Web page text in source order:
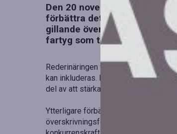
Den 20 november
förbättra det svenska
gillande över de föreslagna
fartyg som trafikerar mellan
Rederinäringen välkomnar även att
kan inkluderas. De föreslagna
del av att stärka svensk sjöfart.
Ytterligare förbättringar omfattar
överskrivningsfonden. Branschen har